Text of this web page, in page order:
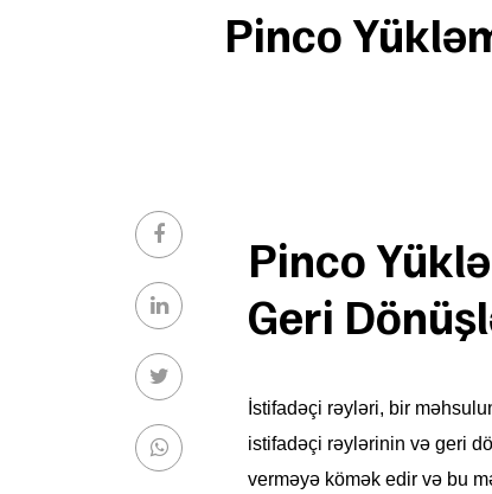
Pinco
Pinco
Geri
İstifadəçi rəyləri, bir
istifadəçi rəylərinin və geri
verməyə kömək edir və bu